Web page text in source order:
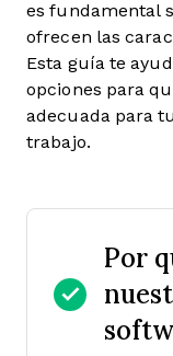
es fundamental
ofrecen las
Esta guía te
opciones para
adecuada para
trabajo.
Por